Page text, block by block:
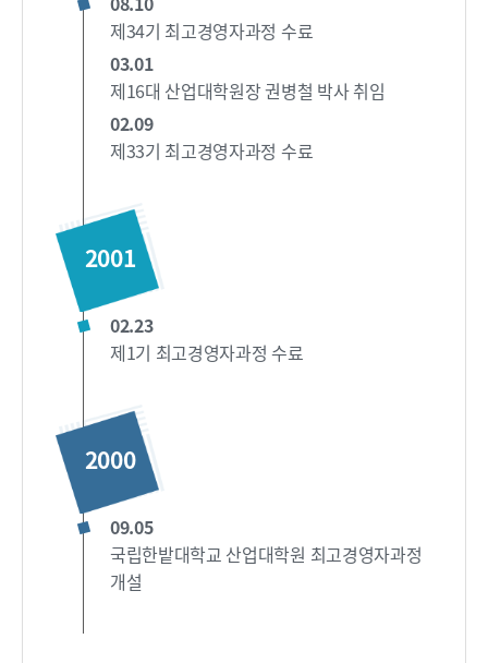
제34기 최고경영자과정 수료
03.01
제16대 산업대학원장 권병철 박사 취임
02.09
제33기 최고경영자과정 수료
2001
02.23
제1기 최고경영자과정 수료
2000
09.05
국립한밭대학교 산업대학원 최고경영자과정
개설